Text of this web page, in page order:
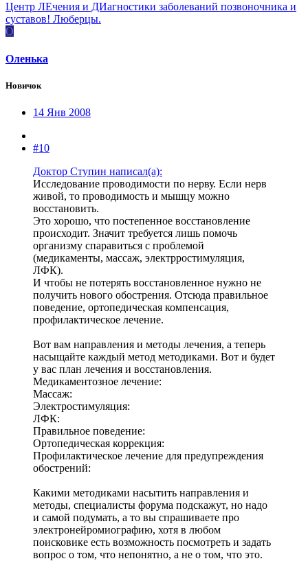
Центр ЛЕчения и ДИагностики заболеваний позвоночника и
суставов! Люберцы.
О
Оленька
Новичок
14 Янв 2008
#10
Доктор Ступин написал(а):
Исследование проводимости по нерву. Если нерв
живой, то проводимость и мышцу можно
восстановить.
Это хорошо, что постепенное восстановление
происходит. Значит требуется лишь помочь
организму спаравиться с проблемой
(медикаменты, массаж, электрростимуляция,
ЛФК).
И чтобы не потерять восстановленное нужно не
получить нового обострения. Отсюда правильное
поведение, ортопедическая компенсация,
профилактическое лечение.
Вот вам направления и методы лечения, а теперь
насыщайте каждый метод методиками. Вот и будет
у вас план лечения и восстановления.
Медикаментозное лечение:
Массаж:
Электростимуляция:
ЛФК:
Правильное поведение:
Ортопедическая коррекция:
Профилактическое лечение для предупреждения
обострений:
Какими методиками насытить направления и
методы, специалисты форума подскажут, но надо
и самой подумать, а то вы спрашиваете про
электронейромиографию, хотя в любом
поисковике есть возможность посмотреть и задать
вопрос о том, что непонятно, а не о том, что это.